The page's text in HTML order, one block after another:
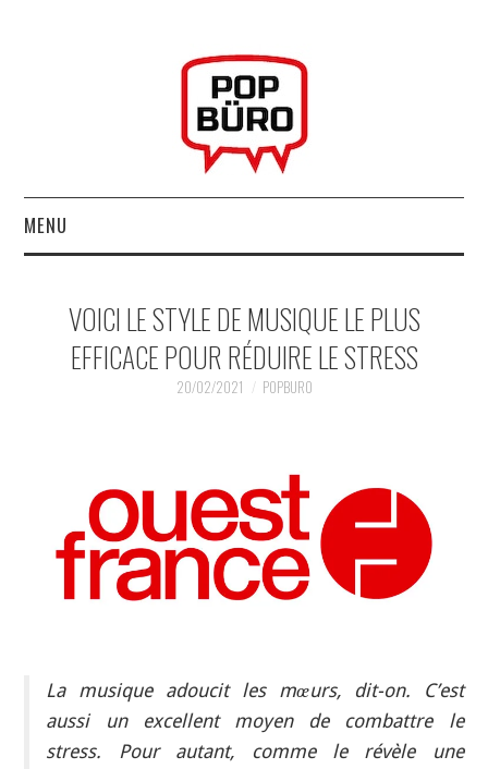
MENU
MUSIQUESACTUELLES.NET
GABBA GABBA HEY !
INDÉPENDANTS
DOKO
VOICI LE STYLE DE MUSIQUE LE PLUS
EFFICACE POUR RÉDUIRE LE STRESS
20/02/2021 POPBURO
La musique adoucit les mœurs, dit-on. C’est
aussi un excellent moyen de combattre le
stress. Pour autant, comme le révèle une